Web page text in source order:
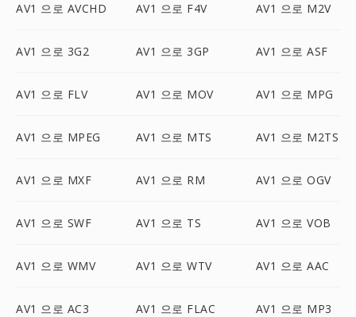
AV1 으로 AVCHD AV1 으로 F4V AV1 으로 M2V
AV1 으로 3G2 AV1 으로 3GP AV1 으로 ASF
AV1 으로 FLV AV1 으로 MOV AV1 으로 MPG
AV1 으로 MPEG AV1 으로 MTS AV1 으로 M2TS
AV1 으로 MXF AV1 으로 RM AV1 으로 OGV
AV1 으로 SWF AV1 으로 TS AV1 으로 VOB
AV1 으로 WMV AV1 으로 WTV AV1 으로 AAC
AV1 으로 AC3 AV1 으로 FLAC AV1 으로 MP3